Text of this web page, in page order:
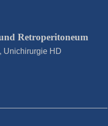
Retroperitoneum
Unichirurgie HD